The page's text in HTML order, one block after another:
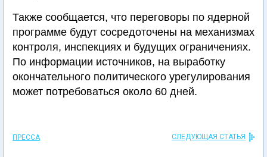
Также сообщается, что переговоры по ядерной
программе будут сосредоточены на механизмах
контроля, инспекциях и будущих ограничениях.
По информации источников, на выработку
окончательного политического урегулирования
может потребоваться около 60 дней.
ПРЕССА СЛЕДУЮЩАЯ СТАТЬЯ